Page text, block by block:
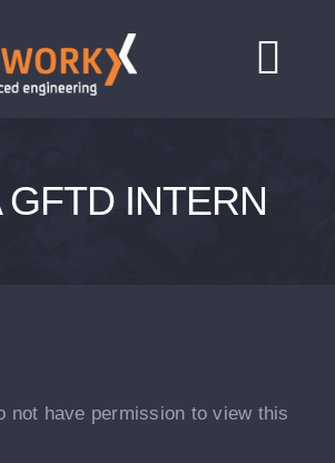
GFTD INTERN
not have permission to view this